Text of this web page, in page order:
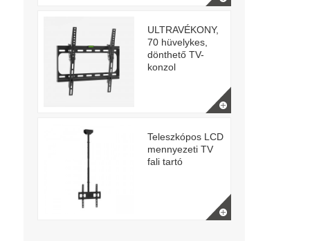
ULTRAVÉKONY,
70 hüvelykes,
dönthető TV-
konzol
Teleszkópos LCD
mennyezeti TV
fali tartó